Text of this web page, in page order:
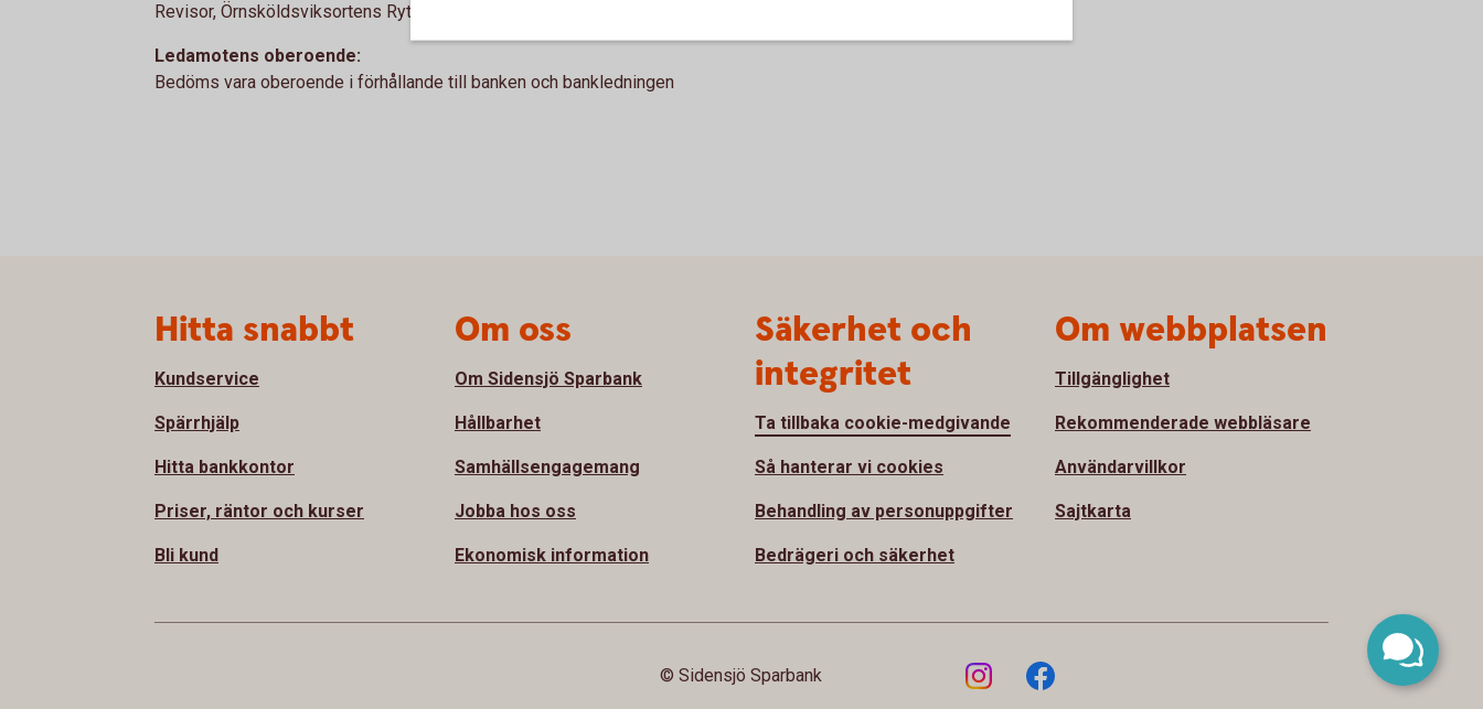
Revisor, Örnsköldsviksortens Ryttarförening
Ledamotens oberoende:
Bedöms vara oberoende i förhållande till banken och bankledningen
Hitta snabbt
Kundservice
Spärrhjälp
Hitta bankkontor
Priser, räntor och kurser
Bli kund
Om oss
Om Sidensjö Sparbank
Hållbarhet
Samhällsengagemang
Jobba hos oss
Ekonomisk information
Säkerhet och
integritet
Ta tillbaka cookie-medgivande
Så hanterar vi cookies
Behandling av personuppgifter
Bedrägeri och säkerhet
Om webbplatsen
Tillgänglighet
Rekommenderade webbläsare
Användarvillkor
Sajtkarta
© Sidensjö Sparbank